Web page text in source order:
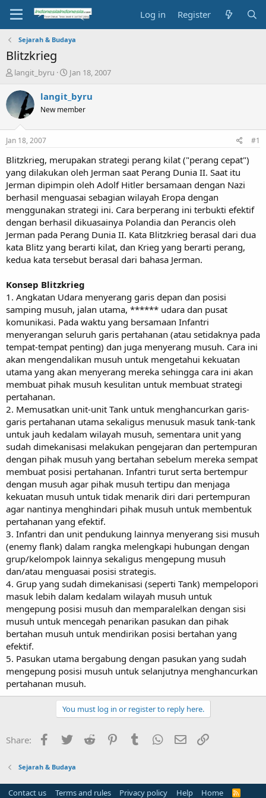
Log in Register
Sejarah & Budaya
Blitzkrieg
T
r
e
a
t
a
t
e
r
langit_byru
S
a
r
t
e
Jan 18, 2007
langit_byru
New member
Jan 18, 2007 #1
Blitzkrieg, merupakan strategi perang kilat ("perang cepat")
yang dilakukan oleh Jerman saat Perang Dunia II. Saat itu
Jerman dipimpin oleh Adolf Hitler bersamaan dengan Nazi
berhasil menguasai sebagian wilayah Eropa dengan
menggunakan strategi ini. Cara berperang ini terbukti efektif
dengan berhasil dikuasainya Polandia dan Perancis oleh
Jerman pada Perang Dunia II. Kata Blitzkrieg berasal dari dua
kata Blitz yang berarti kilat, dan Krieg yang berarti perang,
kedua kata tersebut berasal dari bahasa Jerman.
Konsep Blitzkrieg
1. Angkatan Udara menyerang garis depan dan posisi
samping musuh, jalan utama, ****** udara dan pusat
komunikasi. Pada waktu yang bersamaan Infantri
menyerangan seluruh garis pertahanan (atau setidaknya pada
tempat-tempat penting) dan juga menyerang musuh. Cara ini
akan mengendalikan musuh untuk mengetahui kekuatan
utama yang akan menyerang mereka sehingga cara ini akan
membuat pihak musuh kesulitan untuk membuat strategi
pertahanan.
2. Memusatkan unit-unit Tank untuk menghancurkan garis-
garis pertahanan utama sekaligus menusuk masuk tank-tank
untuk jauh kedalam wilayah musuh, sementara unit yang
sudah dimekanisasi melakukan pengejaran dan pertempuran
dengan pihak musuh yang bertahan sebelum mereka sempat
membuat posisi pertahanan. Infantri turut serta bertempur
dengan musuh agar pihak musuh tertipu dan menjaga
kekuatan musuh untuk tidak menarik diri dari pertempuran
agar nantinya menghindari pihak musuh untuk membentuk
pertahanan yang efektif.
3. Infantri dan unit pendukung lainnya menyerang sisi musuh
(enemy flank) dalam rangka melengkapi hubungan dengan
grup/kelompok lainnya sekaligus mengepung musuh
dan/atau menguasai posisi strategis.
4. Grup yang sudah dimekanisasi (seperti Tank) mempelopori
masuk lebih dalam kedalam wilayah musuh untuk
mengepung posisi musuh dan memparalelkan dengan sisi
musuh untuk mencegah penarikan pasukan dan pihak
bertahan musuh untuk mendirikan posisi bertahan yang
efektif.
5. Pasukan utama bergabung dengan pasukan yang sudah
mengepung posisi musuh untuk selanjutnya menghancurkan
pertahanan musuh.
You must log in or register to reply here.
Share: Facebook
Twitter Reddit PinterestTumblr WhatsApp
Email
Sejarah & Budaya
Contact us Terms and rules Privacy policy Help Home
R